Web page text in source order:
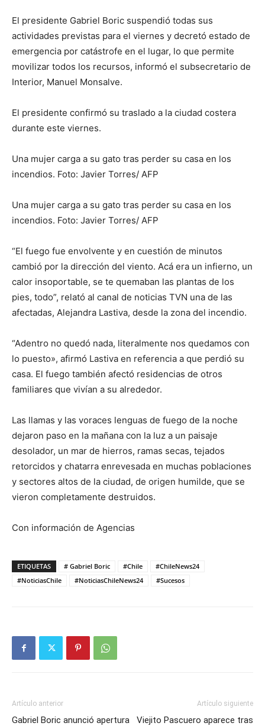
El presidente Gabriel Boric suspendió todas sus
actividades previstas para el viernes y decretó estado de
emergencia por catástrofe en el lugar, lo que permite
movilizar todos los recursos, informó el subsecretario de
Interior, Manuel Monsalve.
El presidente confirmó su traslado a la ciudad costera
durante este viernes.
Una mujer carga a su gato tras perder su casa en los
incendios. Foto: Javier Torres/ AFP
Una mujer carga a su gato tras perder su casa en los
incendios. Foto: Javier Torres/ AFP
“El fuego fue envolvente y en cuestión de minutos
cambió por la dirección del viento. Acá era un infierno, un
calor insoportable, se te quemaban las plantas de los
pies, todo”, relató al canal de noticias TVN una de las
afectadas, Alejandra Lastiva, desde la zona del incendio.
“Adentro no quedó nada, literalmente nos quedamos con
lo puesto», afirmó Lastiva en referencia a que perdió su
casa. El fuego también afectó residencias de otros
familiares que vivían a su alrededor.
Las llamas y las voraces lenguas de fuego de la noche
dejaron paso en la mañana con la luz a un paisaje
desolador, un mar de hierros, ramas secas, tejados
retorcidos y chatarra enrevesada en muchas poblaciones
y sectores altos de la ciudad, de origen humilde, que se
vieron completamente destruidos.
Con información de Agencias
ETIQUETAS # Gabriel Boric #Chile
#ChileNews24
#NoticiasChile
#NoticiasChileNews24 #Sucesos
Artículo anterior
Gabriel Boric anunció apertura
Artículo siguiente
Viejito Pascuero aparece tras